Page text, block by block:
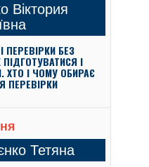
Віктория
ПЕРЕВІРКИ БЕЗ
ПІДГОТУВАТИСЯ І
ХТО І ЧОМУ ОБИРАЄ
ПЕРЕВІРКИ
Тетяна